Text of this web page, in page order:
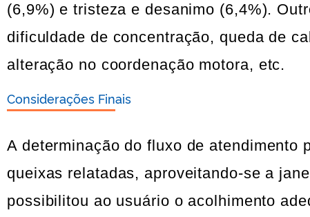
(6,9%) e tristeza e desanimo (6,4%).
dificuldade de concentração, queda de
alteração no coordenação motora, etc.
Considerações Finais
A determinação do fluxo de atendimento
queixas relatadas, aproveitando-se a
possibilitou ao usuário o acolhimento